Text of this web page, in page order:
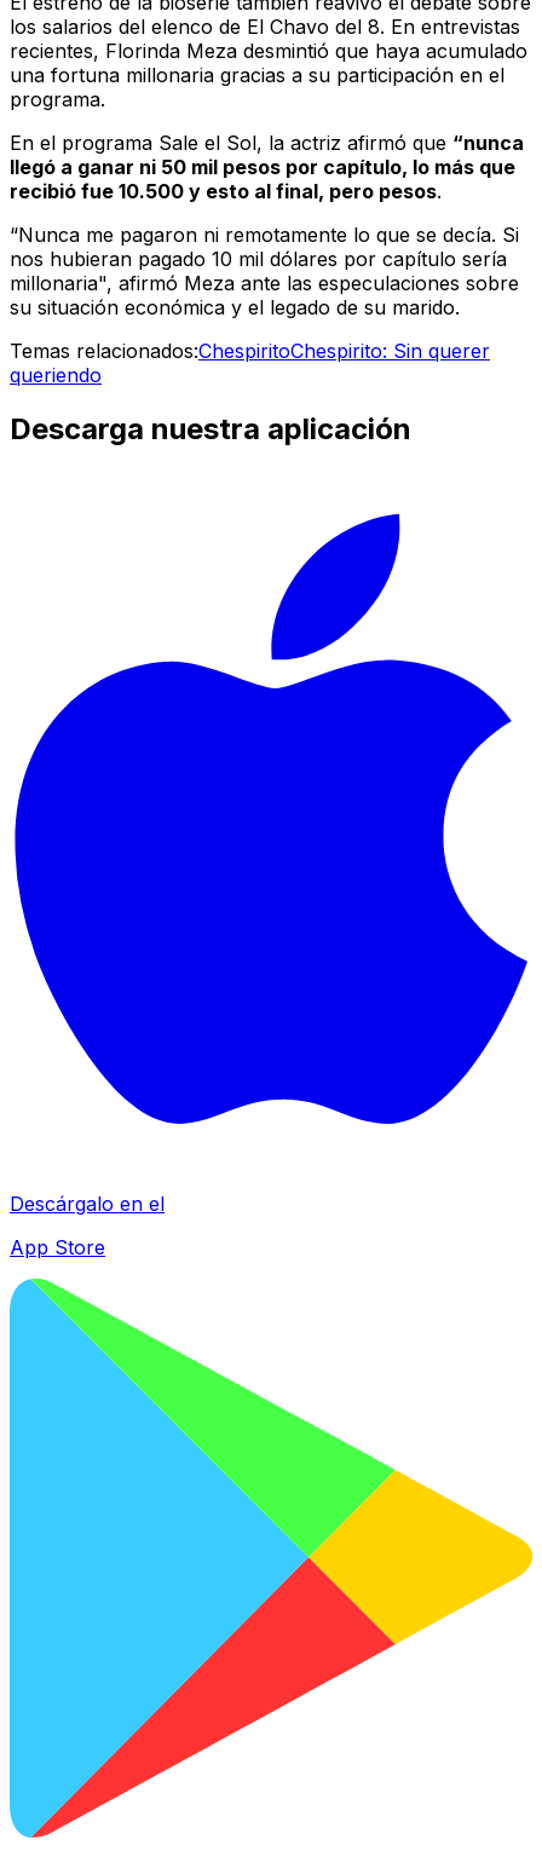
los salarios del elenco de El Chavo del 8. En entrevistas
recientes, Florinda Meza desmintió que haya acumulado
una fortuna millonaria gracias a su participación en el
programa.
En el programa Sale el Sol, la actriz afirmó que “nunca
llegó a ganar ni 50 mil pesos por capítulo, lo más que
recibió fue 10.500 y esto al final, pero pesos.
“Nunca me pagaron ni remotamente lo que se decía. Si
nos hubieran pagado 10 mil dólares por capítulo sería
millonaria", afirmó Meza ante las especulaciones sobre
su situación económica y el legado de su marido.
Temas relacionados:ChespiritoChespirito: Sin querer
queriendo
Descarga nuestra aplicación
Descárgalo en el
App Store